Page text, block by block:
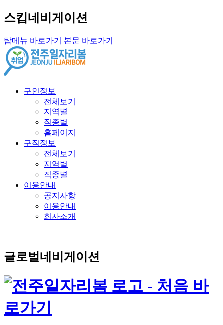
스킵네비게이션
탑메뉴 바로가기 본문 바로가기
구인정보
전체보기
지역별
직종별
홈페이지
구직정보
전체보기
지역별
직종별
이용안내
공지사항
이용안내
회사소개
글로벌네비게이션